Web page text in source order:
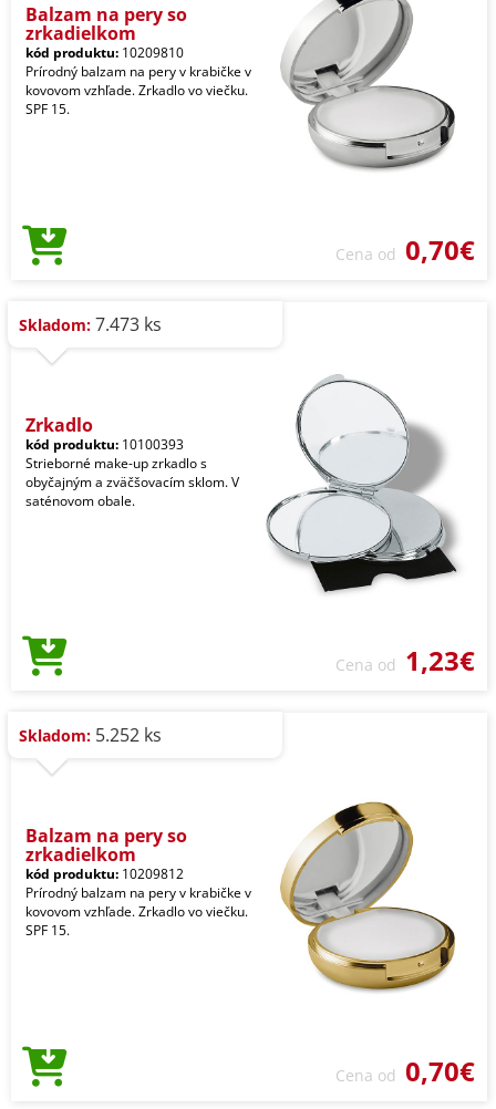
Balzam na pery so
zrkadielkom
kód produktu: 10209810
Prírodný balzam na pery v krabičke v
kovovom vzhľade. Zrkadlo vo viečku.
SPF 15.
Cena od 0,70€
Skladom: 7.473 ks
Zrkadlo
kód produktu: 10100393
Strieborné make-up zrkadlo s
obyčajným a zväčšovacím sklom. V
saténovom obale.
Cena od 1,23€
Skladom: 5.252 ks
Balzam na pery so
zrkadielkom
kód produktu: 10209812
Prírodný balzam na pery v krabičke v
kovovom vzhľade. Zrkadlo vo viečku.
SPF 15.
Cena od 0,70€